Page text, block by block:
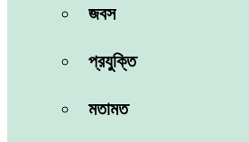
জবস
প্রযুক্তি
মতামত